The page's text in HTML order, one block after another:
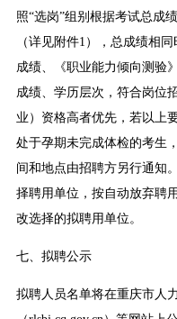
照“选岗”组别根据考试总成
（详见附件1），总成绩相
成绩、《职业能力倾向测验
成绩、学历层次，符合岗位
业）资格高者优先，若以上
处于孕期未完成体检的考生
间和地点由招聘方另行通知
择聘用单位，按自动放弃聘
改选择的拟聘用单位。
七、拟聘公示
拟聘人员名单将在重庆市人